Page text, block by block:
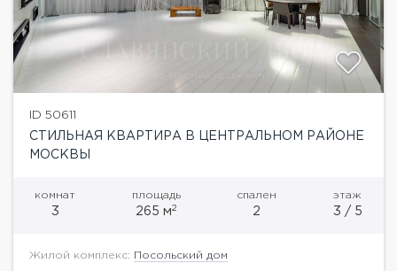
ID 50611
СТИЛЬНАЯ КВАРТИРА В ЦЕНТРАЛЬНОМ РАЙОНЕ
МОСКВЫ
комнат
3
площадь
265 м2
спален
2
этаж
3 / 5
Жилой комплекс: Посольский дом